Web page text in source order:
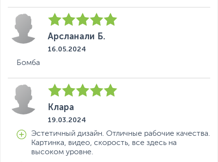
Арсланали Б.
16.05.2024
Бомба
Клара
19.03.2024
Эстетичный дизайн. Отличные рабочие качества.
Картинка, видео, скорость, все здесь на
высоком уровне.